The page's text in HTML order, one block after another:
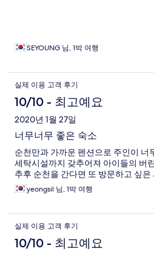
SEYOUNG 님, 1박 여행
실제 이용 고객 후기
10/10 - 최고예요
2020년 1월 27일
너무너무 좋은 숙소
순천만과 가까운 펜션으로 주인이 너
세탁시설까지 갖추어져 아이들의 버
추후 순천을 간다면 또 방문하고 싶은
yeongsil 님, 1박 여행
실제 이용 고객 후기
10/10 - 최고예요